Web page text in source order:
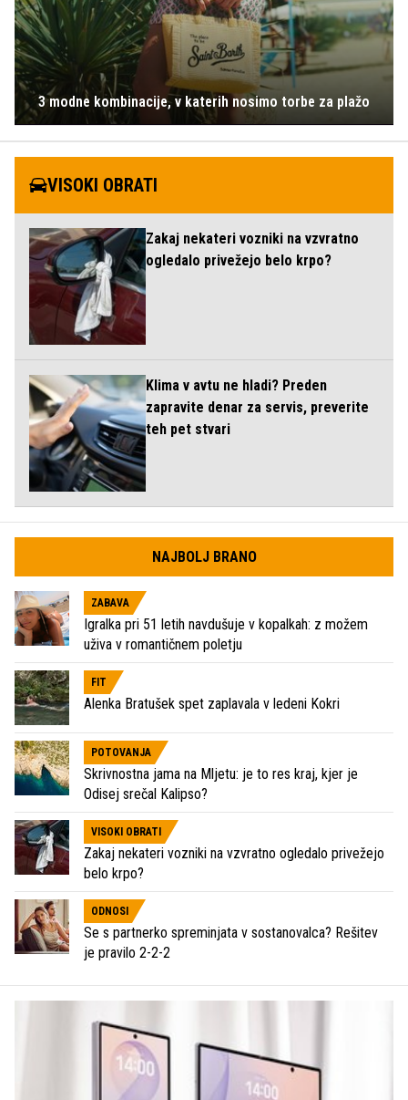
3 modne kombinacije, v katerih nosimo torbe za plažo
VISOKI OBRATI
Zakaj nekateri vozniki na vzvratno
ogledalo privežejo belo krpo?
Klima v avtu ne hladi? Preden
zapravite denar za servis, preverite
teh pet stvari
NAJBOLJ BRANO
ZABAVA
Igralka pri 51 letih navdušuje v kopalkah: z možem
uživa v romantičnem poletju
FIT
Alenka Bratušek spet zaplavala v ledeni Kokri
POTOVANJA
Skrivnostna jama na Mljetu: je to res kraj, kjer je
Odisej srečal Kalipso?
VISOKI OBRATI
Zakaj nekateri vozniki na vzvratno ogledalo privežejo
belo krpo?
ODNOSI
Se s partnerko spreminjata v sostanovalca? Rešitev
je pravilo 2-2-2